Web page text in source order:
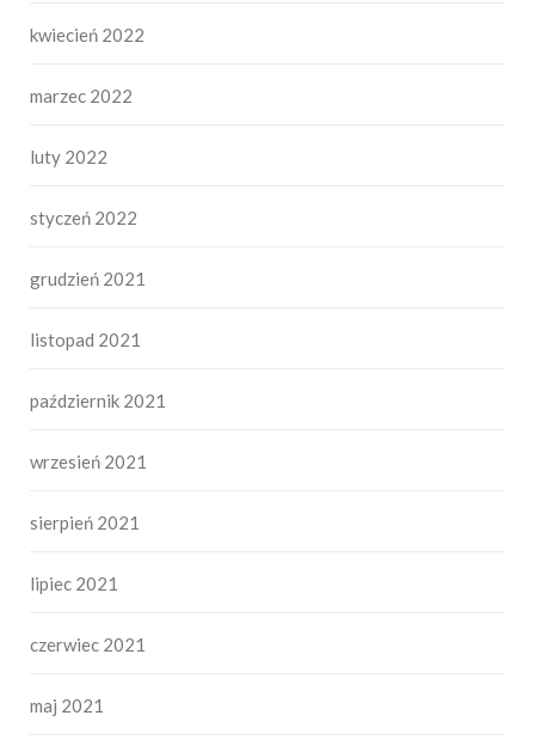
kwiecień 2022
marzec 2022
luty 2022
styczeń 2022
grudzień 2021
listopad 2021
październik 2021
wrzesień 2021
sierpień 2021
lipiec 2021
czerwiec 2021
maj 2021